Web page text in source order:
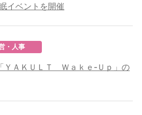
イベントを開催
・人事
ＹＡＫＵＬＴ Ｗａｋｅ‐Ｕｐ」の